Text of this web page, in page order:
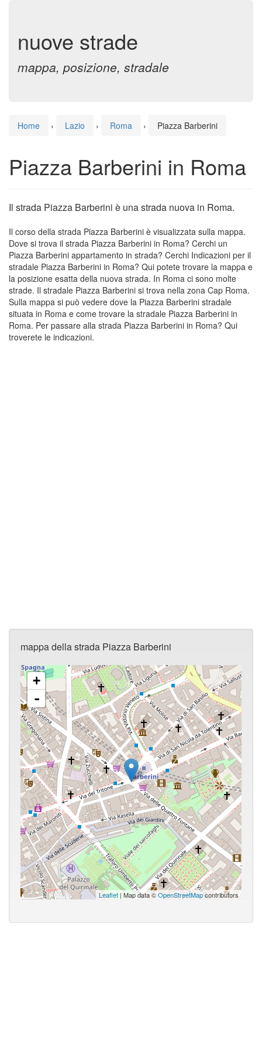
nuove strade
mappa, posizione, stradale
Home › Lazio › Roma › Piazza Barberini
Piazza Barberini in Roma
Il strada Piazza Barberini è una strada nuova in Roma.
Il corso della strada Piazza Barberini è visualizzata sulla mappa.
Dove si trova il strada Piazza Barberini in Roma? Cerchi un
Piazza Barberini appartamento in strada? Cerchi Indicazioni per il
stradale Piazza Barberini in Roma? Qui potete trovare la mappa e
la posizione esatta della nuova strada. In Roma ci sono molte
strade. Il stradale Piazza Barberini si trova nella zona Cap Roma.
Sulla mappa si può vedere dove la Piazza Barberini stradale
situata in Roma e come trovare la stradale Piazza Barberini in
Roma. Per passare alla strada Piazza Barberini in Roma? Qui
troverete le indicazioni.
mappa della strada Piazza Barberini
+
-
Leaflet | Map data ©OpenStreetMapcontributors